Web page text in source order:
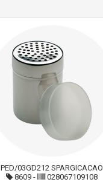
PED/03GD212 SPARGICACAO
8609 - 028067109108